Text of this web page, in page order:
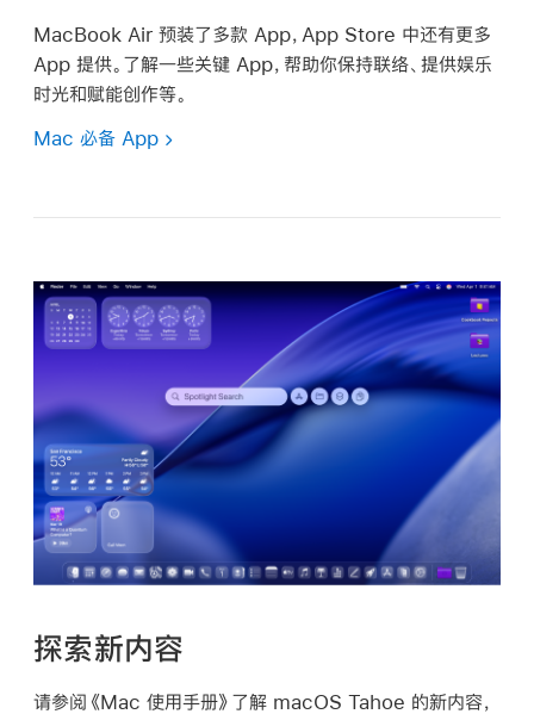
MacBook Air 预装了多款 App，App Store 中还有更多
App 提供。了解一些关键 App，帮助你保持联络、提供娱乐
时光和赋能创作等。
Mac 必备 App
探索新内容
请参阅《Mac 使用手册》了解 macOS Tahoe 的新内容，